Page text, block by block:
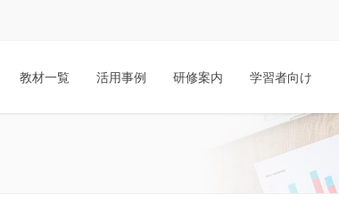
教材一覧 活用事例 研修案内 学習者向け